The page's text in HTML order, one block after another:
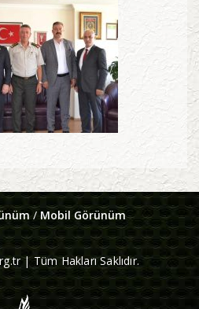
/ Mobil Görünüm
| Tüm Hakları Saklıdır.